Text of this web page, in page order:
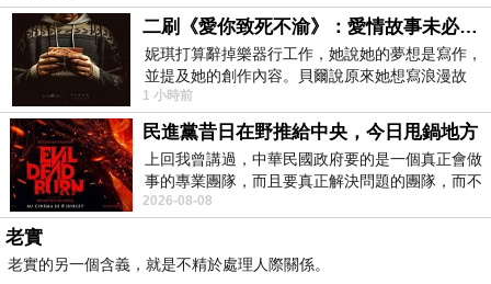
二刷《愛你致死不渝》：愛情故事未必是浪漫故事
妮琪打算辭掉樂器行工作，她說她的夢想是寫作，
並提及她的創作內容。貝爾說原來她想寫浪漫故
事，妮琪回應：「不是浪漫故事，是愛情
1 小時前
民進黨昔日在野推給中央，今日甩鍋地方
上回我曾講過，中華民國政府要的是一個真正會做
事的專業團隊，而且要真正解決問題的團隊，而不
是只會到處甩鍋的雙標團隊，最近民進黨
2026-08-08
老實
老實的另一個含義，就是不精於處理人際關係。